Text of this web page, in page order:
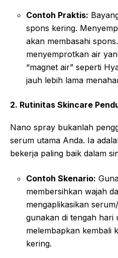
Contoh Praktis:
spons kering.
akan membasahi
menyemprotkan air
“magnet air” seperti
jauh lebih lama
2. Rutinitas Skincare
Nano spray bukanlah
serum utama Anda. Ia
bekerja paling baik dalam
Contoh Skenario:
membersihkan wajah
mengaplikasikan
gunakan di tengah hari
melembapkan kembali
kering.